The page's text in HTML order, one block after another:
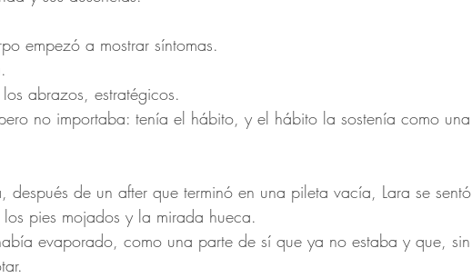
empezó a mostrar síntomas.
abrazos, estratégicos.
no importaba: tenía el hábito, y el hábito la sostenía como una
después de un after que terminó en una pileta vacía, Lara se sentó
pies mojados y la mirada hueca.
evaporado, como una parte de sí que ya no estaba y que, sin